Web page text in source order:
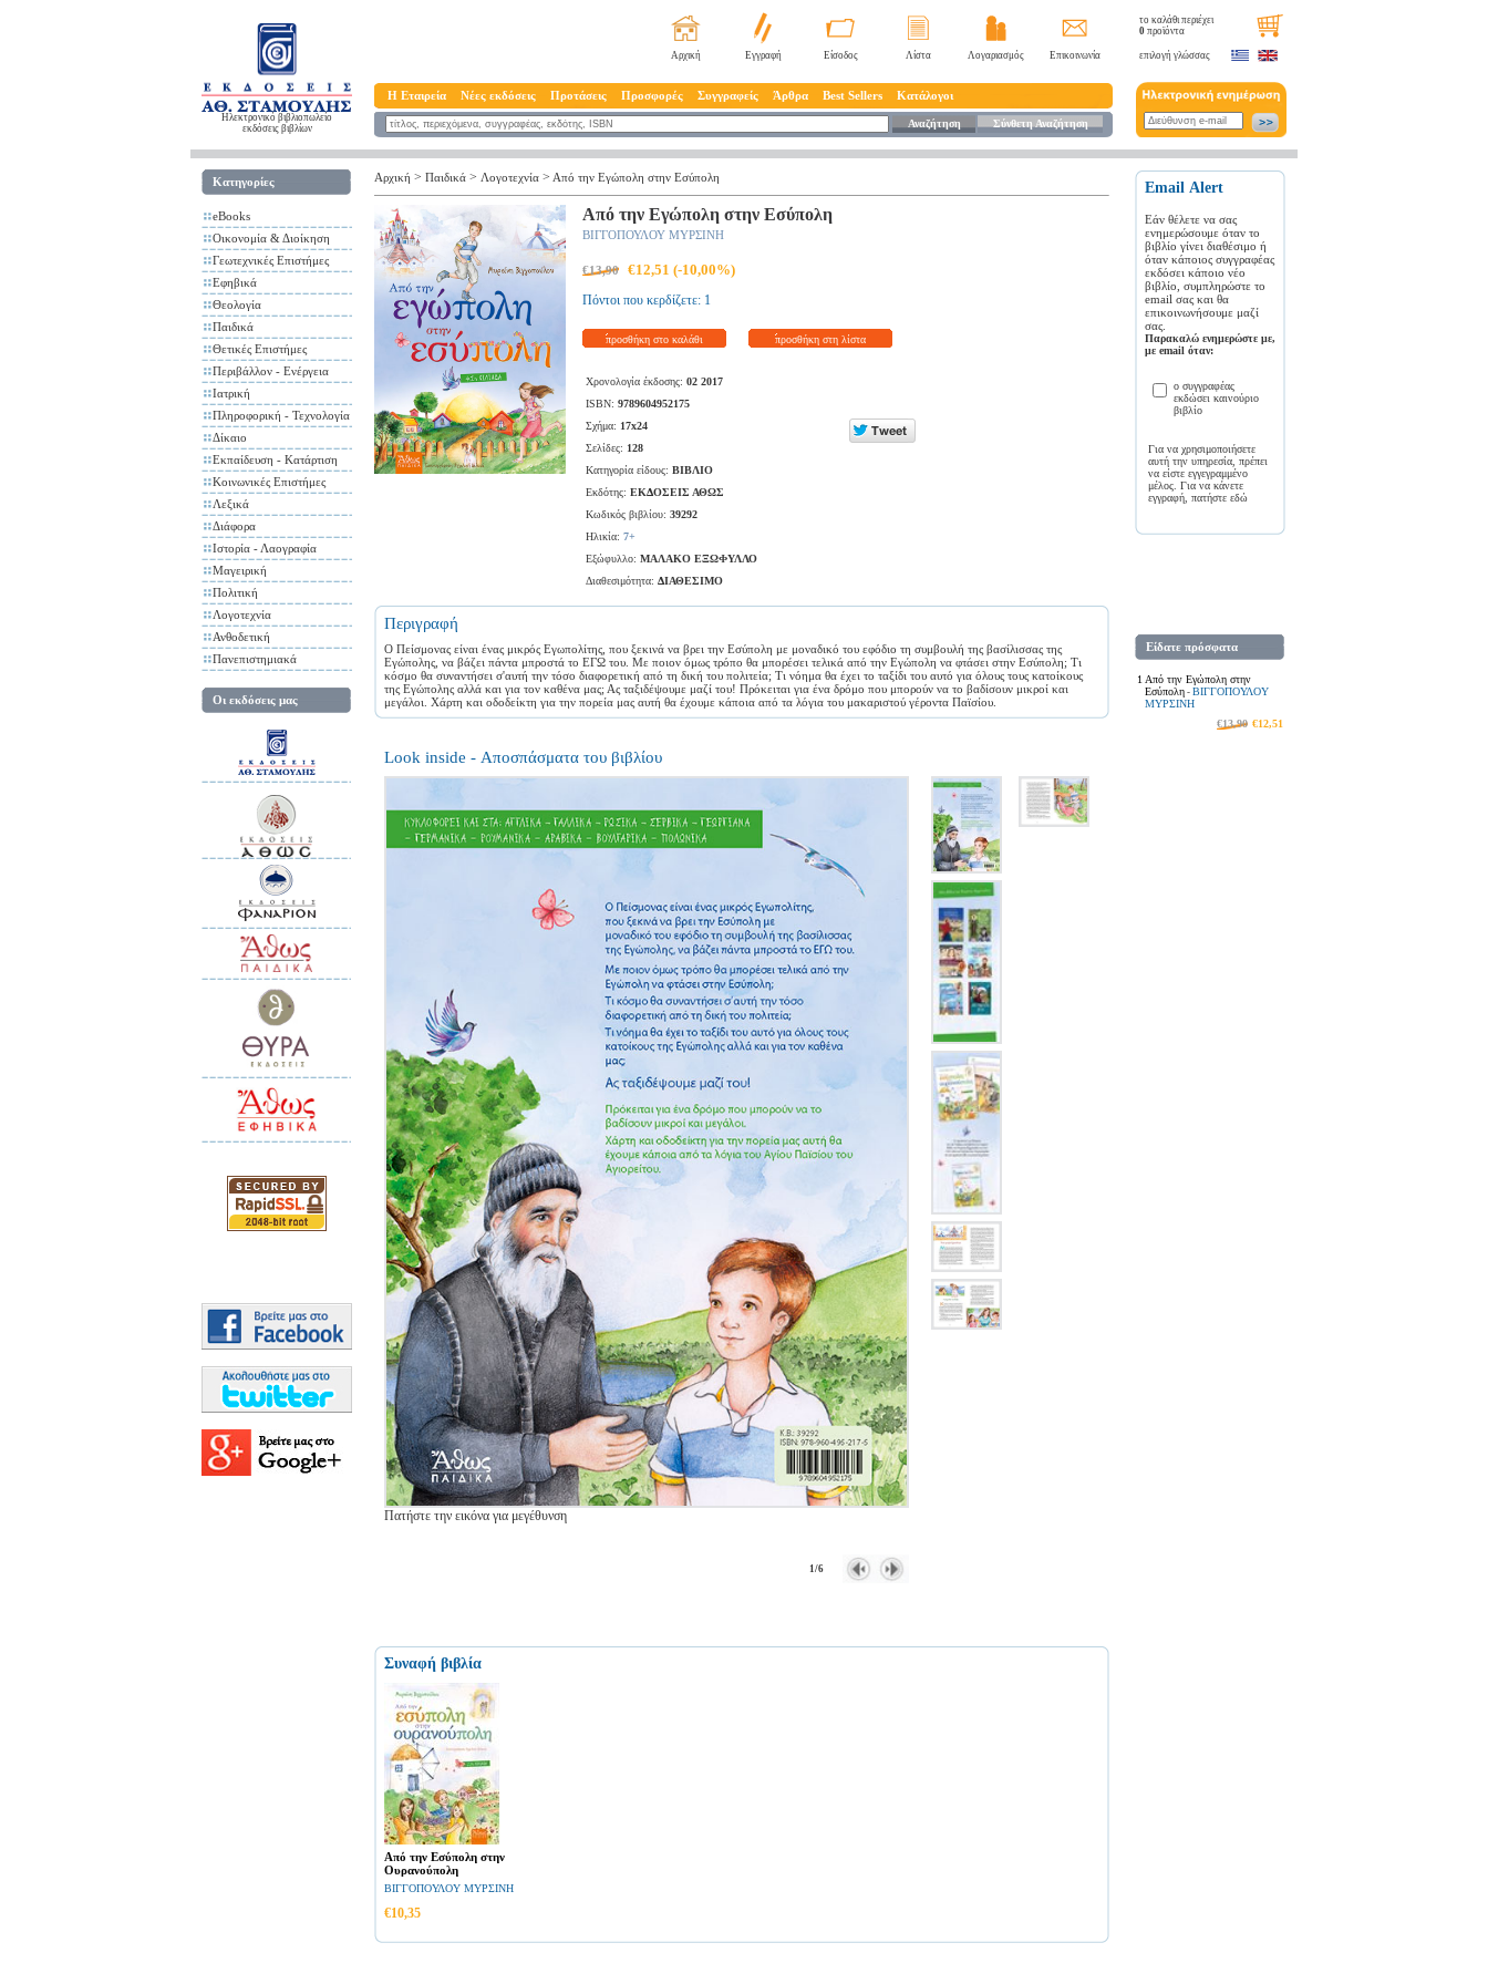
Ηλεκτρονικό βιβλιοπωλείο
εκδόσεις βιβλίων
Αρχική Εγγραφή Είσοδος Λίστα Λογαριασμός Επικοινωνία
Η Εταιρεία Νέες εκδόσεις Προτάσεις Προσφορές Συγγραφείς Άρθρα Best Sellers Κατάλογοι
Αναζήτηση Σύνθετη Αναζήτηση
το καλάθι περιέχει
0 προϊόντα
επιλογή γλώσσας
Κατηγορίες
eBooks
Οικονομία & Διοίκηση
Γεωτεχνικές Επιστήμες
Εφηβικά
Θεολογία
Παιδικά
Θετικές Επιστήμες
Περιβάλλον - Ενέργεια
Ιατρική
Πληροφορική - Τεχνολογία
Δίκαιο
Εκπαίδευση - Κατάρτιση
Κοινωνικές Επιστήμες
Λεξικά
Διάφορα
Ιστορία - Λαογραφία
Μαγειρική
Πολιτική
Λογοτεχνία
Ανθοδετική
Πανεπιστημιακά
Οι εκδόσεις μας
Αρχική > Παιδικά > Λογοτεχνία > Από την Εγώπολη στην Εσύπολη
Από την Εγώπολη στην Εσύπολη
ΒΙΓΓΟΠΟΥΛΟΥ ΜΥΡΣΙΝΗ
€13,90 €12,51 (-10,00%)
Πόντοι που κερδίζετε: 1
προσθήκη στο καλάθι προσθήκη στη λίστα
Χρονολογία έκδοσης: 02 2017
ISBN: 9789604952175
Σχήμα: 17x24
Σελίδες: 128
Κατηγορία είδους: ΒΙΒΛΙΟ
Εκδότης: ΕΚΔΟΣΕΙΣ ΑΘΩΣ
Κωδικός βιβλίου: 39292
Ηλικία: 7+
Εξώφυλλο: ΜΑΛΑΚΟ ΕΞΩΦΥΛΛΟ
Διαθεσιμότητα: ΔΙΑΘΕΣΙΜΟ
Περιγραφή
Ο Πείσμονας είναι ένας μικρός Εγωπολίτης, που ξεκινά να βρει την Εσύπολη με μοναδικό του εφόδιο τη συμβουλή της βασίλισσας της
Εγώπολης, να βάζει πάντα μπροστά το ΕΓΩ του. Με ποιον όμως τρόπο θα μπορέσει τελικά από την Εγώπολη να φτάσει στην Εσύπολη; Τι
κόσμο θα συναντήσει σ'αυτή την τόσο διαφορετική από τη δική του πολιτεία; Τι νόημα θα έχει το ταξίδι του αυτό για όλους τους κατοίκους
της Εγώπολης αλλά και για τον καθένα μας; Ας ταξιδέψουμε μαζί του! Πρόκειται για ένα δρόμο που μπορούν να το βαδίσουν μικροί και
μεγάλοι. Χάρτη και οδοδείκτη για την πορεία μας αυτή θα έχουμε κάποια από τα λόγια του μακαριστού γέροντα Παϊσίου.
Look inside - Αποσπάσματα του βιβλίου
Πατήστε την εικόνα για μεγέθυνση
1/6
Συναφή βιβλία
Από την Εσύπολη στην
Ουρανούπολη
ΒΙΓΓΟΠΟΥΛΟΥ ΜΥΡΣΙΝΗ
€10,35
Εmail Αlert
Εάν θέλετε να σας
ενημερώσουμε όταν το
βιβλίο γίνει διαθέσιμο ή
όταν κάποιος συγγραφέας
εκδόσει κάποιο νέο
βιβλίο, συμπληρώστε το
email σας και θα
επικοινωνήσουμε μαζί
σας.
Παρακαλώ ενημερώστε με,
με email όταν:
ο συγγραφέας
εκδώσει καινούριο
βιβλίο
Για να χρησιμοποιήσετε
αυτή την υπηρεσία, πρέπει
να είστε εγγεγραμμένο
μέλος. Για να κάνετε
εγγραφή, πατήστε εδώ
Είδατε πρόσφατα
1 Από την Εγώπολη στην
Εσύπολη - ΒΙΓΓΟΠΟΥΛΟΥ
ΜΥΡΣΙΝΗ
€13,90 €12,51